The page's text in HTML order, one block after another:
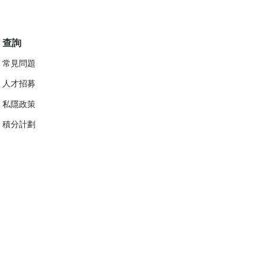
查詢
常見問題
人才招募
私隱政策
​積分計劃